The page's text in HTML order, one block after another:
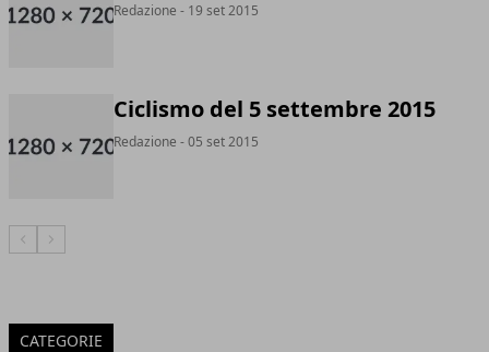
Redazione - 19 set 2015
Ciclismo del 5 settembre 2015
Redazione - 05 set 2015
Articolo Precedente
Articolo Successivo
CATEGORIE